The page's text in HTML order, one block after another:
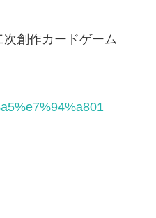
次創作カードゲーム